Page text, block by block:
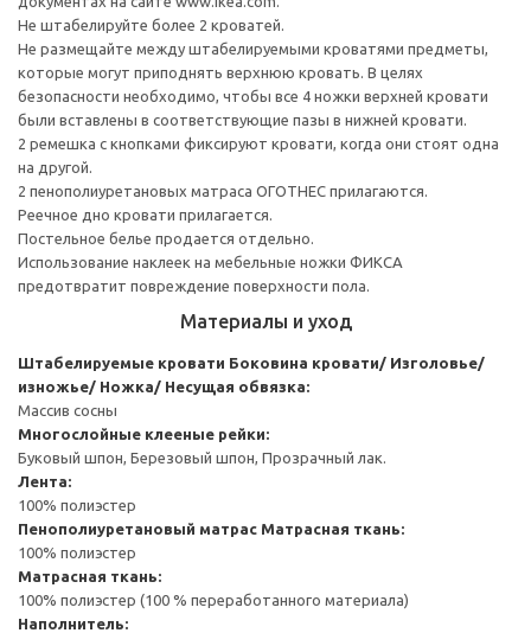
Не штабелируйте более 2 кроватей.
Не размещайте между штабелируемыми кроватями предметы,
которые могут приподнять верхнюю кровать. В целях
безопасности необходимо, чтобы все 4 ножки верхней кровати
были вставлены в соответствующие пазы в нижней кровати.
2 ремешка с кнопками фиксируют кровати, когда они стоят одна
на другой.
2 пенополиуретановых матраса ОГОТНЕС прилагаются.
Реечное дно кровати прилагается.
Постельное белье продается отдельно.
Использование наклеек на мебельные ножки ФИКСА
предотвратит повреждение поверхности пола.
Материалы и уход
Штабелируемые кровати Боковина кровати/ Изголовье/
изножье/ Ножка/ Несущая обвязка:
Массив сосны
Многослойные клееные рейки:
Буковый шпон, Березовый шпон, Прозрачный лак.
Лента:
100% полиэстер
Пенополиуретановый матрас Матрасная ткань:
100% полиэстер
Матрасная ткань:
100% полиэстер (100 % переработанного материала)
Наполнитель: